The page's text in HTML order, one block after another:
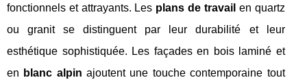
fonctionnels et attrayants. Les plans de travail en quartz
ou granit se distinguent par leur durabilité et leur
esthétique sophistiquée. Les façades en bois laminé et
en blanc alpin ajoutent une touche contemporaine tout